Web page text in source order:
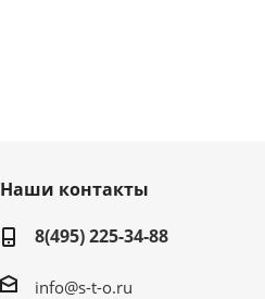
Наши контакты
8(495) 225-34-88
info@s-t-o.ru